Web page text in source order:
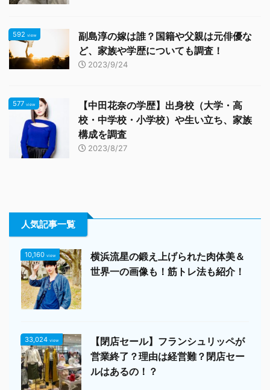
592 view
副島淳の嫁は誰？国籍や父親は元俳優な
ど、家族や学歴についても調査！
2023/9/24
577 view
【中田花奈の学歴】出身校（大学・高
校・中学校・小学校）や生い立ち、家族
構成を調査
2023/8/27
人気記事一覧
10,160 view
横浜流星の鍛え上げられた肉体美＆
世界一の画像も！筋トレ法も紹介！
33,024 view
【閉店セール】フランシュリッペが
営業終了？理由は経営難？閉店セー
ルはあるの！？